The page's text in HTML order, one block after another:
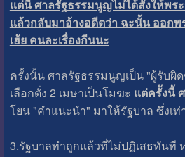
แต่นี่ ศาลรัฐธรรมนูญไม่ได้สั่งให้พร
แล้วกลับมาอ้างอดีตว่า ฉะนั้น ออก
เฮ้ย คนละเรื่องกีนนะ
ครั้งนั้น ศาลรัฐธรรมนูญเป็น "ผู้รับผิ
เลือกตั่ง 2 เมษาเป็นโมฆะ แต่ครั้งนี้
โยน "คำแนะนำ" มาให้รัฐบาล ซึ่งเท่
3.รัฐบาลทำถูกแล้วที่ไม่ปฏิเสธทันที